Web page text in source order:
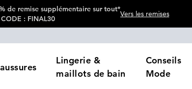
de remise supplémentaire sur tout*
CODE : FINAL30
Vers les remises
Lingerie &
maillots de bain
Conseils
Mode